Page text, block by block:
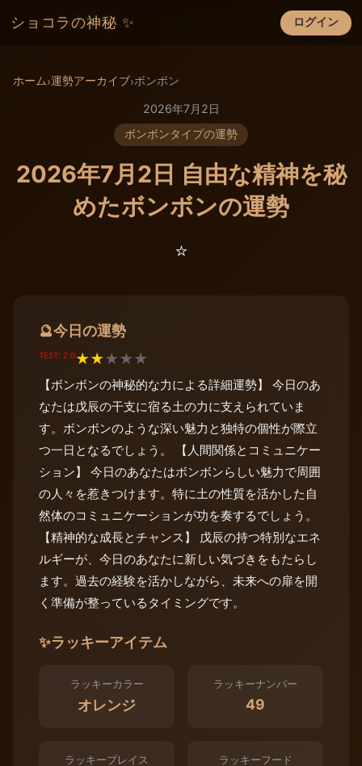
ショコラの神秘 ✨ ログイン
×
ホーム›運勢アーカイブ›ボンボン
2026年7月2日
ボンボンタイプの運勢
2026年7月2日 自由な精神を秘
めたボンボンの運勢
⭐️
🔮今日の運勢
TEST: 2.0★★★★★
【ボンボンの神秘的な力による詳細運勢】 今日のあ
なたは戊辰の干支に宿る土の力に支えられていま
す。ボンボンのような深い魅力と独特の個性が際立
つ一日となるでしょう。 【人間関係とコミュニケー
ション】 今日のあなたはボンボンらしい魅力で周囲
の人々を惹きつけます。特に土の性質を活かした自
然体のコミュニケーションが功を奏するでしょう。
【精神的な成長とチャンス】 戊辰の持つ特別なエネ
ルギーが、今日のあなたに新しい気づきをもたらし
ます。過去の経験を活かしながら、未来への扉を開
く準備が整っているタイミングです。
✨ラッキーアイテム
ラッキーカラー
オレンジ
ラッキーナンバー
49
ラッキープレイス ラッキーフード